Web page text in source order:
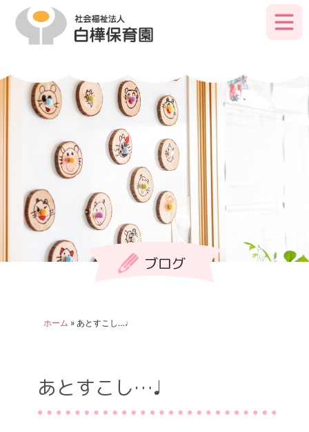
Skip
primary
ブログ
ホーム » あとすこし…♩
あとすこし…♩